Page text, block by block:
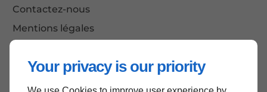
Your privacy is our priority
Contactez-nous
Mentions légales